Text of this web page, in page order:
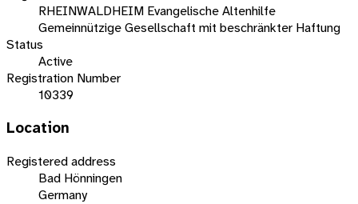
RHEINWALDHEIM Evangelische Altenhilfe
Gemeinnützige Gesellschaft mit beschränkter Haftung
Status
Active
Registration Number
10339
Location
Registered address
Bad Hönningen
Germany